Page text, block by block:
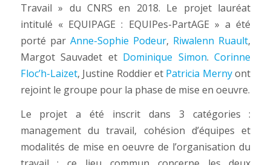
Travail » du CNRS en 2018. Le projet lauréat
intitulé « EQUIPAGE : EQUIPes-PartAGE » a été
porté par Anne-Sophie Podeur, Riwalenn Ruault,
Margot Sauvadet et Dominique Simon.Corinne
Floc’h-Laizet, Justine Roddier et Patricia Mernyont
rejoint le groupe pour la phase de mise en oeuvre.
Le projet a été inscrit dans 3 catégories :
management du travail, cohésion d’équipes et
modalités de mise en oeuvre de l’organisation du